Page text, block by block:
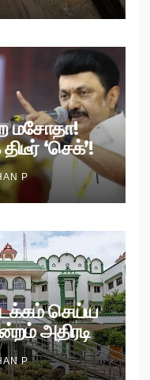
மசோதா!
‘செக்’!
P
செய்ய
அதிரடி
P